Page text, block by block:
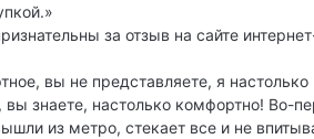
за отзыв на сайте
вы не представляете, я
знаете, настолько комфортно! Во-
из метро, стекает все и не